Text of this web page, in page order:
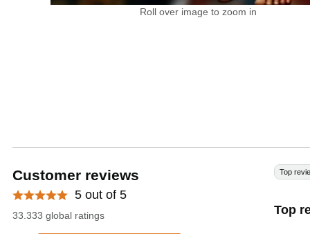
Roll over image to zoom in
Customer reviews
5 out of 5
33.333 global ratings
Top
Top